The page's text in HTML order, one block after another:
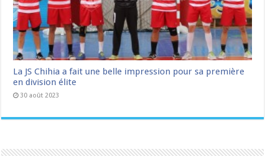
La JS Chihia a fait une belle impression pour sa première
en division élite
30 août 2023